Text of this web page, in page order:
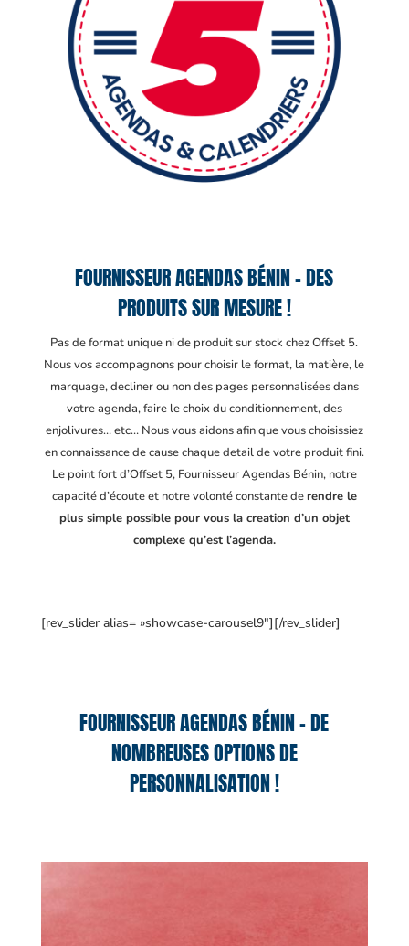
FOURNISSEUR AGENDAS BÉNIN – DES
PRODUITS SUR MESURE !
Pas de format unique ni de produit sur stock chez Offset 5.
Nous vos accompagnons pour choisir le format, la matière, le
marquage, decliner ou non des pages personnalisées dans
votre agenda, faire le choix du conditionnement, des
enjolivures… etc… Nous vous aidons afin que vous choisissiez
en connaissance de cause chaque detail de votre produit fini.
Le point fort d’Offset 5, Fournisseur Agendas Bénin, notre
capacité d’écoute et notre volonté constante derendre le
plus simple possible pour vous la creation d’un objet
complexe qu’est l’agenda.
[rev_slider alias= »showcase-carousel9″][/rev_slider]
FOURNISSEUR AGENDAS BÉNIN – DE
NOMBREUSES OPTIONS DE
PERSONNALISATION !